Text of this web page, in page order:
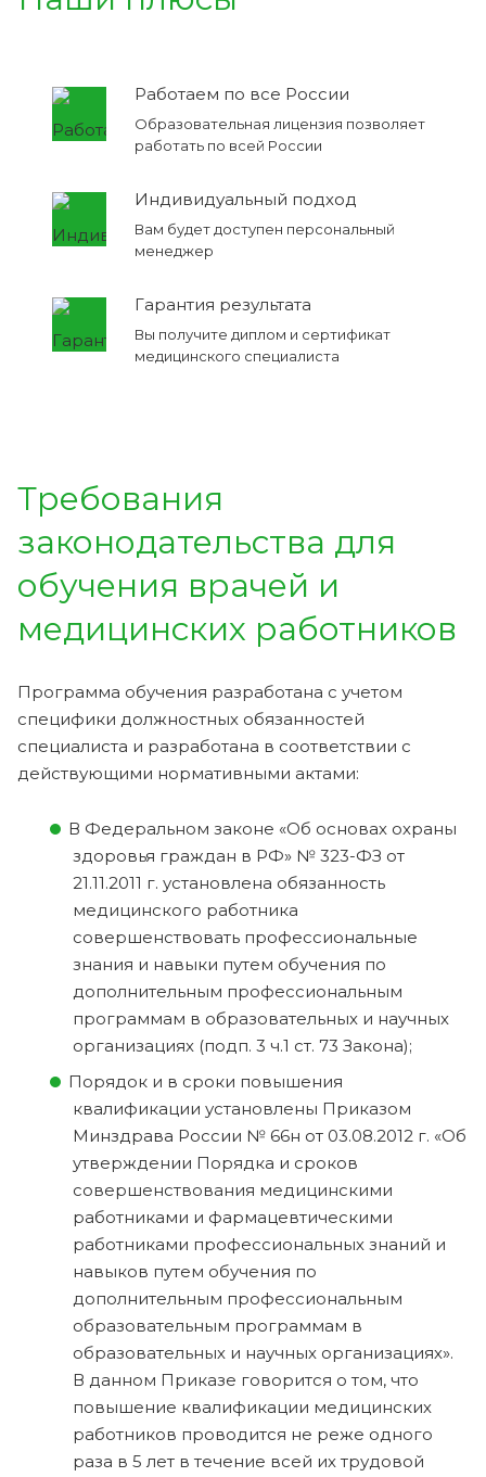
Работаем по все России
Образовательная лицензия позволяет
работать по всей России
Индивидуальный подход
Вам будет доступен персональный
менеджер
Гарантия результата
Вы получите диплом и сертификат
медицинского специалиста
Требования
законодательства для
обучения врачей и
медицинских работников
Программа обучения разработана с учетом
специфики должностных обязанностей
специалиста и разработана в соответствии с
действующими нормативными актами:
В Федеральном законе «Об основах охраны
здоровья граждан в РФ» № 323-ФЗ от
21.11.2011 г. установлена обязанность
медицинского работника
совершенствовать профессиональные
знания и навыки путем обучения по
дополнительным профессиональным
программам в образовательных и научных
организациях (подп. 3 ч.1 ст. 73 Закона);
Порядок и в сроки повышения
квалификации установлены Приказом
Минздрава России № 66н от 03.08.2012 г. «Об
утверждении Порядка и сроков
совершенствования медицинскими
работниками и фармацевтическими
работниками профессиональных знаний и
навыков путем обучения по
дополнительным профессиональным
образовательным программам в
образовательных и научных организациях».
В данном Приказе говорится о том, что
повышение квалификации медицинских
работников проводится не реже одного
раза в 5 лет в течение всей их трудовой